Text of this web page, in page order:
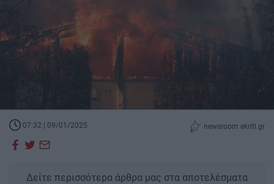
07:32 | 09/01/2025 newsroom ekriti.gr
Δείτε περισσότερα άρθρα μας στα αποτελέσματα